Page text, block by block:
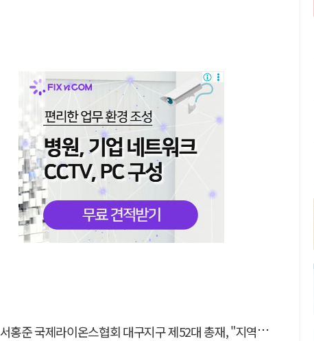
서홍준 국제라이온스협회 대구지구 제52대 총재, "지역사회 모두가 웃는 날까지 봉사"